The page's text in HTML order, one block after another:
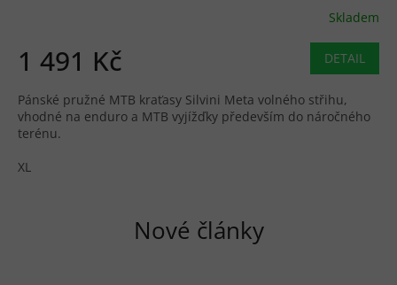
Skladem
1 491 Kč DETAIL
Pánské pružné MTB kraťasy Silvini Meta volného střihu,
vhodné na enduro a MTB vyjížďky především do náročného
terénu.
XL
Nové články